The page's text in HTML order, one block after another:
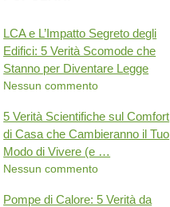
LCA e L’Impatto Segreto degli
Edifici: 5 Verità Scomode che
Stanno per Diventare Legge
Nessun commento
5 Verità Scientifiche sul Comfort
di Casa che Cambieranno il Tuo
Modo di Vivere (e …
Nessun commento
Pompe di Calore: 5 Verità da